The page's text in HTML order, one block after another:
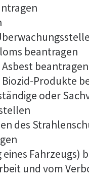
beantragen
beantragen
Produkte
oder
des
Fahrzeugs)
und vom